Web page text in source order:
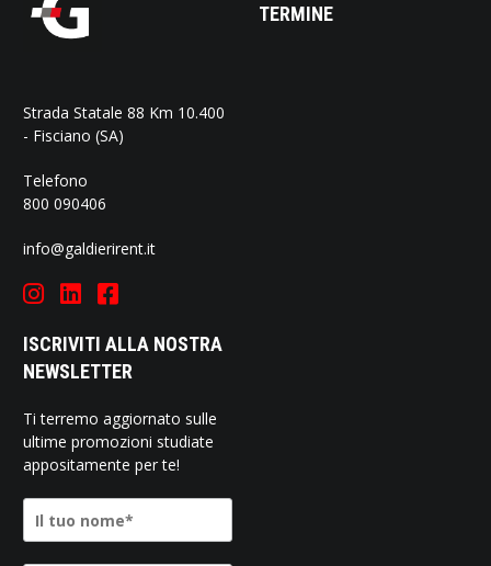
Strada Statale 88 Km 10.400
- Fisciano (SA)
Telefono
800 090406
info@galdierirent.it
ISCRIVITI ALLA NOSTRA
NEWSLETTER
Ti terremo aggiornato sulle
ultime promozioni studiate
appositamente per te!
TERMINE